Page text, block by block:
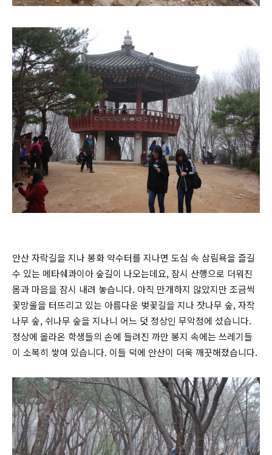
안산 자락길을 지나 봉화 약수터를 지나면 도심 속 삼림욕을 즐길
수 있는 메타쉐콰이아 숲길이 나오는데요, 잠시 산행으로 더워진
몸과 마음을 잠시 내려 놓습니다. 아직 만개하지 않았지만 조금씩
꽃망울을 터뜨리고 있는 아름다운 벚꽃길을 지나 잣나무 숲, 자작
나무 숲, 쉬나무 숲을 지나니 어느 덧 정상인 무악정에 섰습니다.
정상에 올라온 학생들의 손에 들려진 까만 봉지 속에는 쓰레기들
이 소복히 쌓여 있습니다. 이들 덕에 안산이 더욱 깨끗해졌습니다.